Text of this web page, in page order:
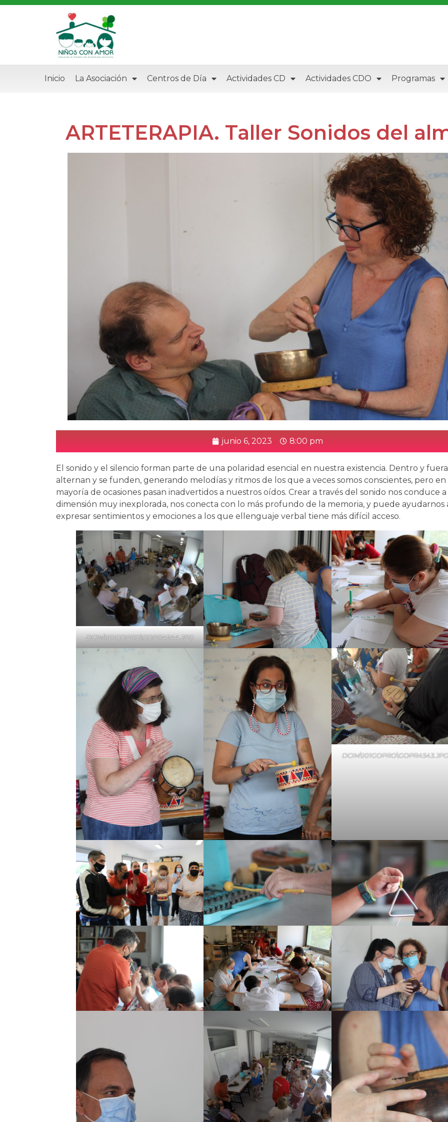
Inicio La Asociación Centros de Día Actividades CD Actividades CDO Programas
ARTETERAPIA. Taller Sonidos del
junio 6, 2023 8:00 pm
El sonido y el silencio forman parte de una polaridad esencial en nuestra existencia. Dentro y
alternan y se funden, generando melodías y ritmos de los que a veces somos conscientes, pero en
mayoría de ocasiones pasan inadvertidos a nuestros oídos. Crear a través del sonido nos conduce
dimensión muy inexplorada, nos conecta con lo más profundo de la memoria, y puede ayudarnos
expresar sentimientos y emociones a los que ellenguaje verbal tiene más difícil acceso.
DCIM\101GOPRO\GOPR4544.JPG